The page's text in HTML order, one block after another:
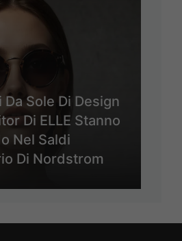
Da Sole Di Design
Di ELLE Stanno
Nel Saldi
Di Nordstrom